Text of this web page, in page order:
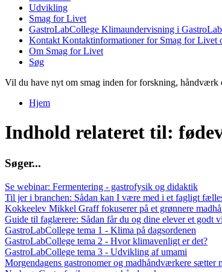
Udvikling
Smag for Livet
GastroLabCollege Klimaundervisning i
Kontakt Kontaktinformationer for Smag for Livet
Om Smag for Livet
Søg
Vil du have nyt om smag inden for forskning,
Hjem
Indhold relateret til:
Søger...
Se webinar: Fermentering - gastrofysik og didaktik
Til jer i branchen: Sådan kan I være med i et fagligt
Kokkeelev Mikkel Graff fokuserer på et grønnere
Guide til faglærere: Sådan får du og dine elever et godt
GastroLabCollege tema 1 - Klima på dagsordenen
GastroLabCollege tema 2 - Hvor klimavenligt er det?
GastroLabCollege tema 3 - Udvikling af umami
Morgendagens gastronomer og madhåndværkere